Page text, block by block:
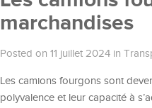
marchandises
Posted on 11 juillet 2024 in
Les camions fourgons sont
polyvalence et leur capacité à